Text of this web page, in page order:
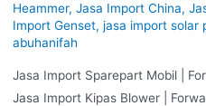
Heammer, Jasa Import China,
Import Genset, jasa import solar
abuhanifah
Jasa Import Sparepart Mobil |
Jasa Import Kipas Blower |